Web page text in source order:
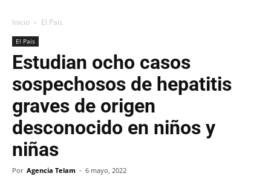
Inicio El Pais
El Pais
Estudian ocho casos
sospechosos de hepatitis
graves de origen
desconocido en niños y
niñas
Por Agencia Telam - 6 mayo, 2022